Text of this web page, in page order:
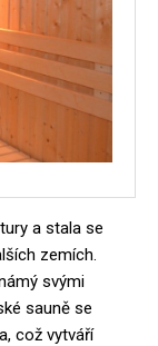
a stala se
zemích.
svými
sauně se
což vytváří